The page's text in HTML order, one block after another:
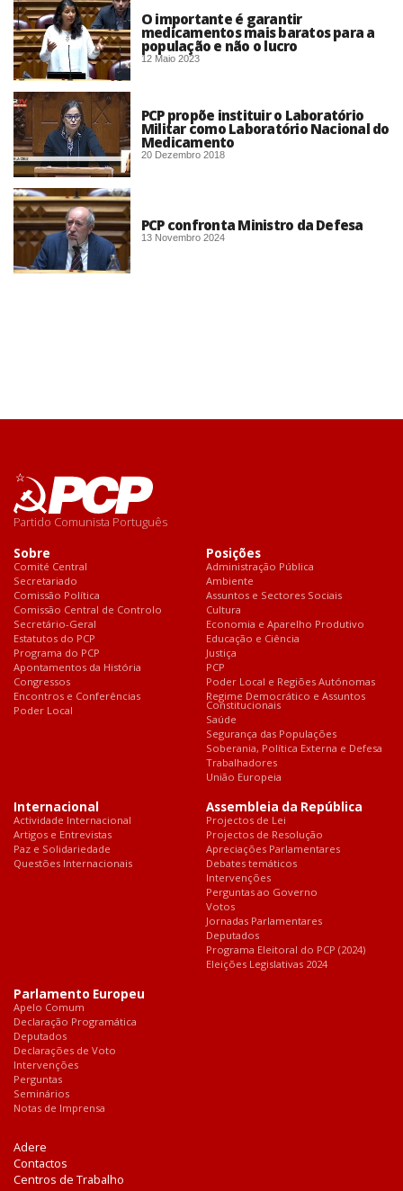
O importante é garantir
medicamentos mais baratos para a
população e não o lucro
12 Maio 2023
PCP propõe instituir o Laboratório
Militar como Laboratório Nacional do
Medicamento
20 Dezembro 2018
PCP confronta Ministro da Defesa
13 Novembro 2024
Partido Comunista Português
Sobre
Comité Central
Secretariado
Comissão Política
Comissão Central de Controlo
Secretário-Geral
Estatutos do PCP
Programa do PCP
Apontamentos da História
Congressos
Encontros e Conferências
Poder Local
Posições
Administração Pública
Ambiente
Assuntos e Sectores Sociais
Cultura
Economia e Aparelho Produtivo
Educação e Ciência
Justiça
PCP
Poder Local e Regiões Autónomas
Regime Democrático e Assuntos
Constitucionais
Saúde
Segurança das Populações
Soberania, Política Externa e Defesa
Trabalhadores
União Europeia
Internacional
Actividade Internacional
Artigos e Entrevistas
Paz e Solidariedade
Questões Internacionais
Assembleia da República
Projectos de Lei
Projectos de Resolução
Apreciações Parlamentares
Debates temáticos
Intervenções
Perguntas ao Governo
Votos
Jornadas Parlamentares
Deputados
Programa Eleitoral do PCP (2024)
Eleições Legislativas 2024
Parlamento Europeu
Apelo Comum
Declaração Programática
Deputados
Declarações de Voto
Intervenções
Perguntas
Seminários
Notas de Imprensa
Adere
Contactos
Centros de Trabalho